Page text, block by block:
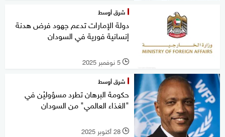
شرق أوسط
دولة الإمارات تدعم جهود فرض هدنة
إنسانية فورية في السودان
l 5 نوفمبر 2025
شرق أوسط
حكومة البرهان تطرد مسؤوليْن في
"الغذاء العالمي" من السودان
l 28 أكتوبر 2025